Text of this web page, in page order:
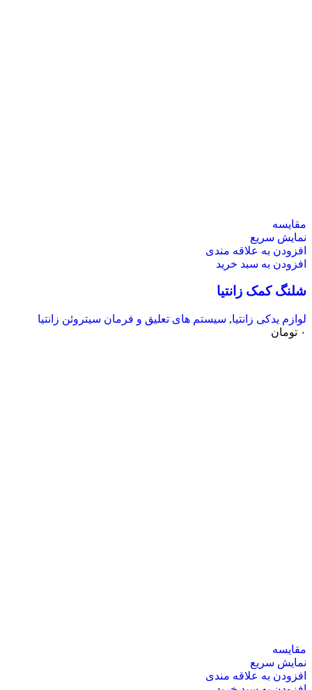
مقايسه
نمایش سریع
افزودن به علاقه مندی
افزودن به سبد خرید
شلنگ کمک زانتیا
لوازم یدکی زانتیا, سیستم های تعلیق و فرمان سیتروئن زانتیا
۰ تومان
مقايسه
نمایش سریع
افزودن به علاقه مندی